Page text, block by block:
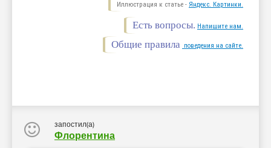
Иллюстрация к статье - Яндекс. Картинки.
Есть вопросы. Напишите нам.
Общие правила поведения на сайте.
запостил(а)
Флорентина